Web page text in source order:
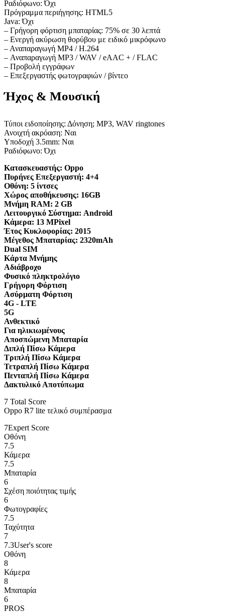
Ραδιόφωνο: Όχι
Πρόγραμμα περιήγησης: HTML5
Java: Όχι
– Γρήγορη φόρτιση μπαταρίας: 75% σε 30 λεπτά
– Ενεργή ακύρωση θορύβου με ειδικό μικρόφωνο
– Αναπαραγωγή MP4 / H.264
– Αναπαραγωγή MP3 / WAV / eAAC + / FLAC
– Προβολή εγγράφων
– Επεξεργαστής φωτογραφιών / βίντεο
Ήχος & Μουσική
Τύποι ειδοποίησης: Δόνηση; MP3, WAV ringtones
Ανοιχτή ακρόαση: Ναι
Υποδοχή 3.5mm: Ναι
Ραδιόφωνο: Όχι
Κατασκευαστής: Oppo
Πυρήνες Επεξεργαστή: 4+4
Οθόνη: 5 ίντσες
Χώρος αποθήκευσης: 16GB
Μνήμη RAM: 2 GB
Λειτουργικό Σύστημα: Android
Κάμερα: 13 MPixel
Έτος Κυκλοφορίας: 2015
Μέγεθος Μπαταρίας: 2320mAh
Dual SIM
Κάρτα Μνήμης
Αδιάβροχο
Φυσικό πληκτρολόγιο
Γρήγορη Φόρτιση
Ασύρματη Φόρτιση
4G - LTE
5G
Ανθεκτικό
Για ηλικιωμένους
Αποσπώμενη Μπαταρία
Διπλή Πίσω Κάμερα
Τριπλή Πίσω Κάμερα
Τετραπλή Πίσω Κάμερα
Πενταπλή Πίσω Κάμερα
Δακτυλικό Αποτύπωμα
7 Total Score
Oppo R7 lite τελικό συμπέρασμα
7Expert Score
Οθόνη
7.5
Κάμερα
7.5
Μπαταρία
6
Σχέση ποιότητας τιμής
6
Φωτογραφίες
7.5
Ταχύτητα
7
7.3User's score
Οθόνη
8
Κάμερα
8
Μπαταρία
6
PROS